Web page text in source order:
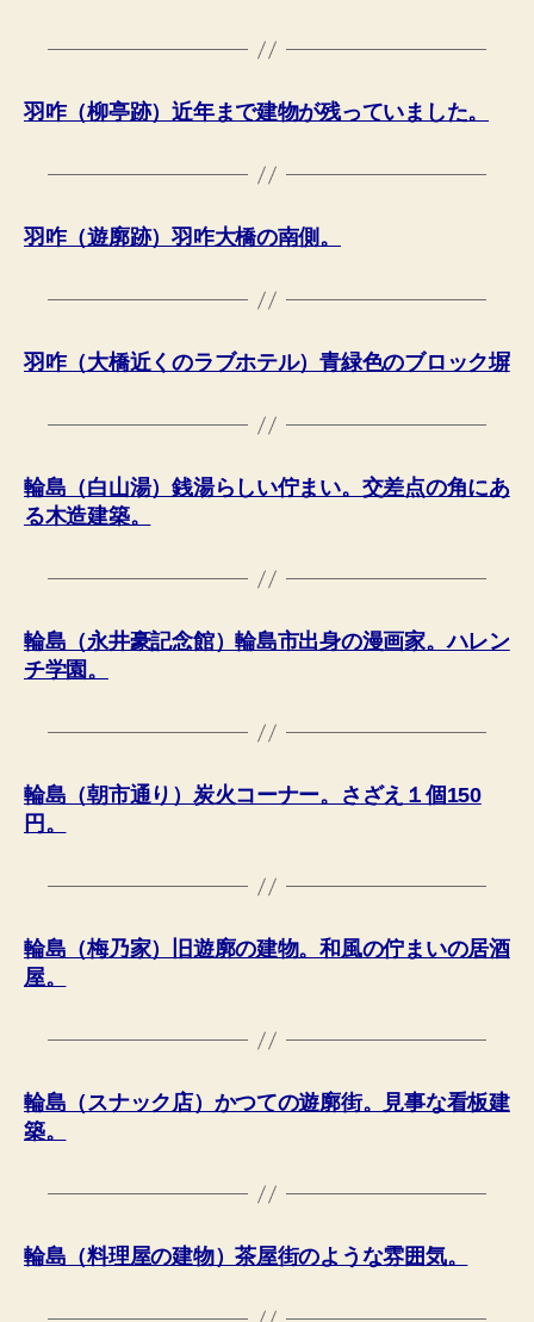
羽咋（柳亭跡）近年まで建物が残っていました。
羽咋（遊廓跡）羽咋大橋の南側。
羽咋（大橋近くのラブホテル）青緑色のブロック塀
輪島（白山湯）銭湯らしい佇まい。交差点の角にあ
る木造建築。
輪島（永井豪記念館）輪島市出身の漫画家。ハレン
チ学園。
輪島（朝市通り）炭火コーナー。さざえ１個150
円。
輪島（梅乃家）旧遊廓の建物。和風の佇まいの居酒
屋。
輪島（スナック店）かつての遊廓街。見事な看板建
築。
輪島（料理屋の建物）茶屋街のような雰囲気。